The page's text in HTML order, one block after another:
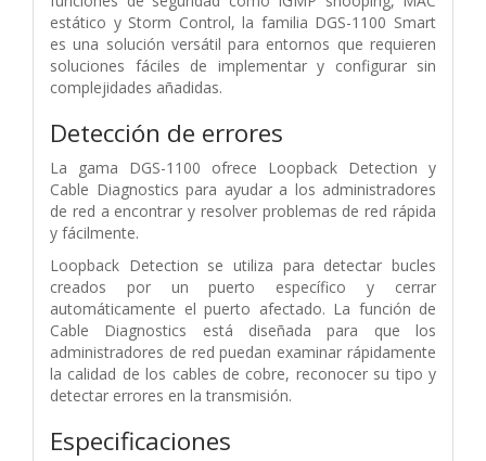
estático y Storm Control, la familia DGS-1100 Smart
es una solución versátil para entornos que requieren
soluciones fáciles de implementar y configurar sin
complejidades añadidas.
Detección de errores
La gama DGS-1100 ofrece Loopback Detection y
Cable Diagnostics para ayudar a los administradores
de red a encontrar y resolver problemas de red rápida
y fácilmente.
Loopback Detection se utiliza para detectar bucles
creados por un puerto específico y cerrar
automáticamente el puerto afectado. La función de
Cable Diagnostics está diseñada para que los
administradores de red puedan examinar rápidamente
la calidad de los cables de cobre, reconocer su tipo y
detectar errores en la transmisión.
Especificaciones